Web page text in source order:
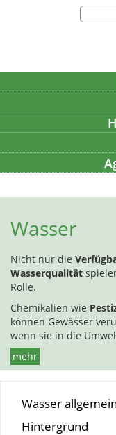
Wasser
Nicht nur die
Wasserqualität
Rolle.
Chemikalien wie
können Gewässer
wenn sie in die
mehr
Wasser allgemein
Hintergrund